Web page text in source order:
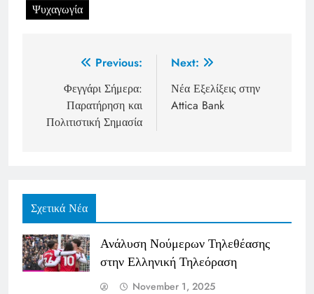
Ψυχαγωγία
navigation
Previous:
Φεγγάρι Σήμερα:
Παρατήρηση και
Πολιτιστική Σημασία
Next:
Νέα Εξελίξεις στην
Attica Bank
Σχετικά Νέα
Ανάλυση Νούμερων Τηλεθέασης
στην Ελληνική Τηλεόραση
November 1, 2025